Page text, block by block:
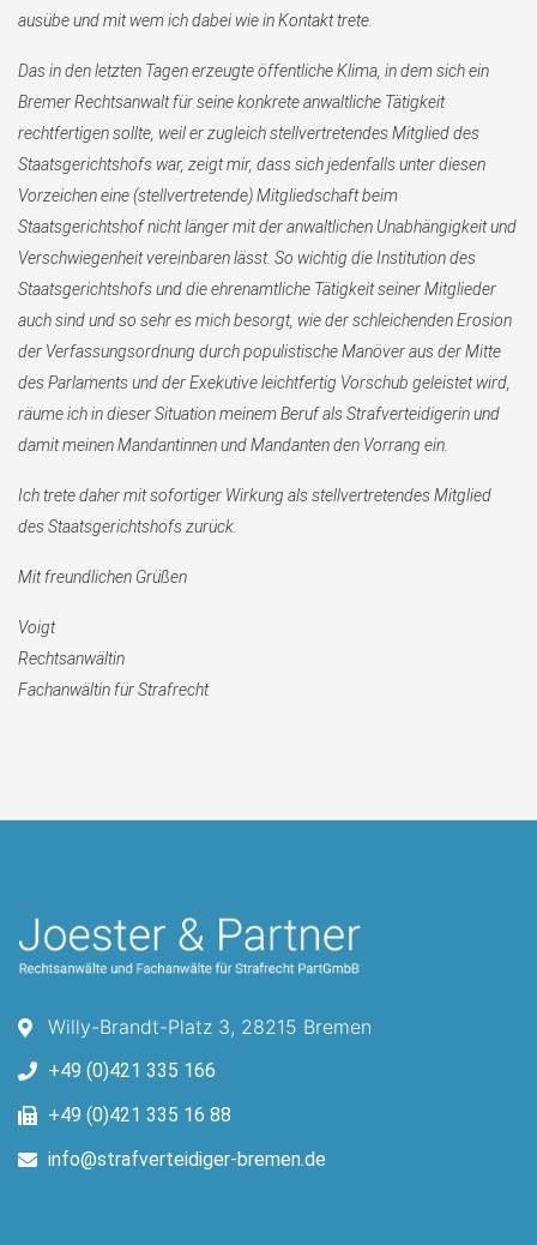
ausübe und mit wem ich dabei wie in Kontakt trete.
Das in den letzten Tagen erzeugte öffentliche Klima, in dem sich ein
Bremer Rechtsanwalt für seine konkrete anwaltliche Tätigkeit
rechtfertigen sollte, weil er zugleich stellvertretendes Mitglied des
Staatsgerichtshofs war, zeigt mir, dass sich jedenfalls unter diesen
Vorzeichen eine (stellvertretende) Mitgliedschaft beim
Staatsgerichtshof nicht länger mit der anwaltlichen Unabhängigkeit und
Verschwiegenheit vereinbaren lässt. So wichtig die Institution des
Staatsgerichtshofs und die ehrenamtliche Tätigkeit seiner Mitglieder
auch sind und so sehr es mich besorgt, wie der schleichenden Erosion
der Verfassungsordnung durch populistische Manöver aus der Mitte
des Parlaments und der Exekutive leichtfertig Vorschub geleistet wird,
räume ich in dieser Situation meinem Beruf als Strafverteidigerin und
damit meinen Mandantinnen und Mandanten den Vorrang ein.
Ich trete daher mit sofortiger Wirkung als stellvertretendes Mitglied
des Staatsgerichtshofs zurück.
Mit freundlichen Grüßen
Voigt
Rechtsanwältin
Fachanwältin für Strafrecht
Willy-Brandt-Platz 3, 28215 Bremen
+49 (0)421 335 166
+49 (0)421 335 16 88
info@strafverteidiger-bremen.de